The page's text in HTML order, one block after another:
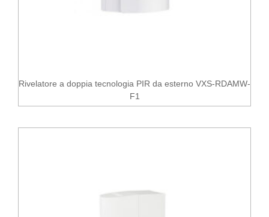
Rivelatore a doppia tecnologia PIR da esterno VXS-RDAMW-
F1